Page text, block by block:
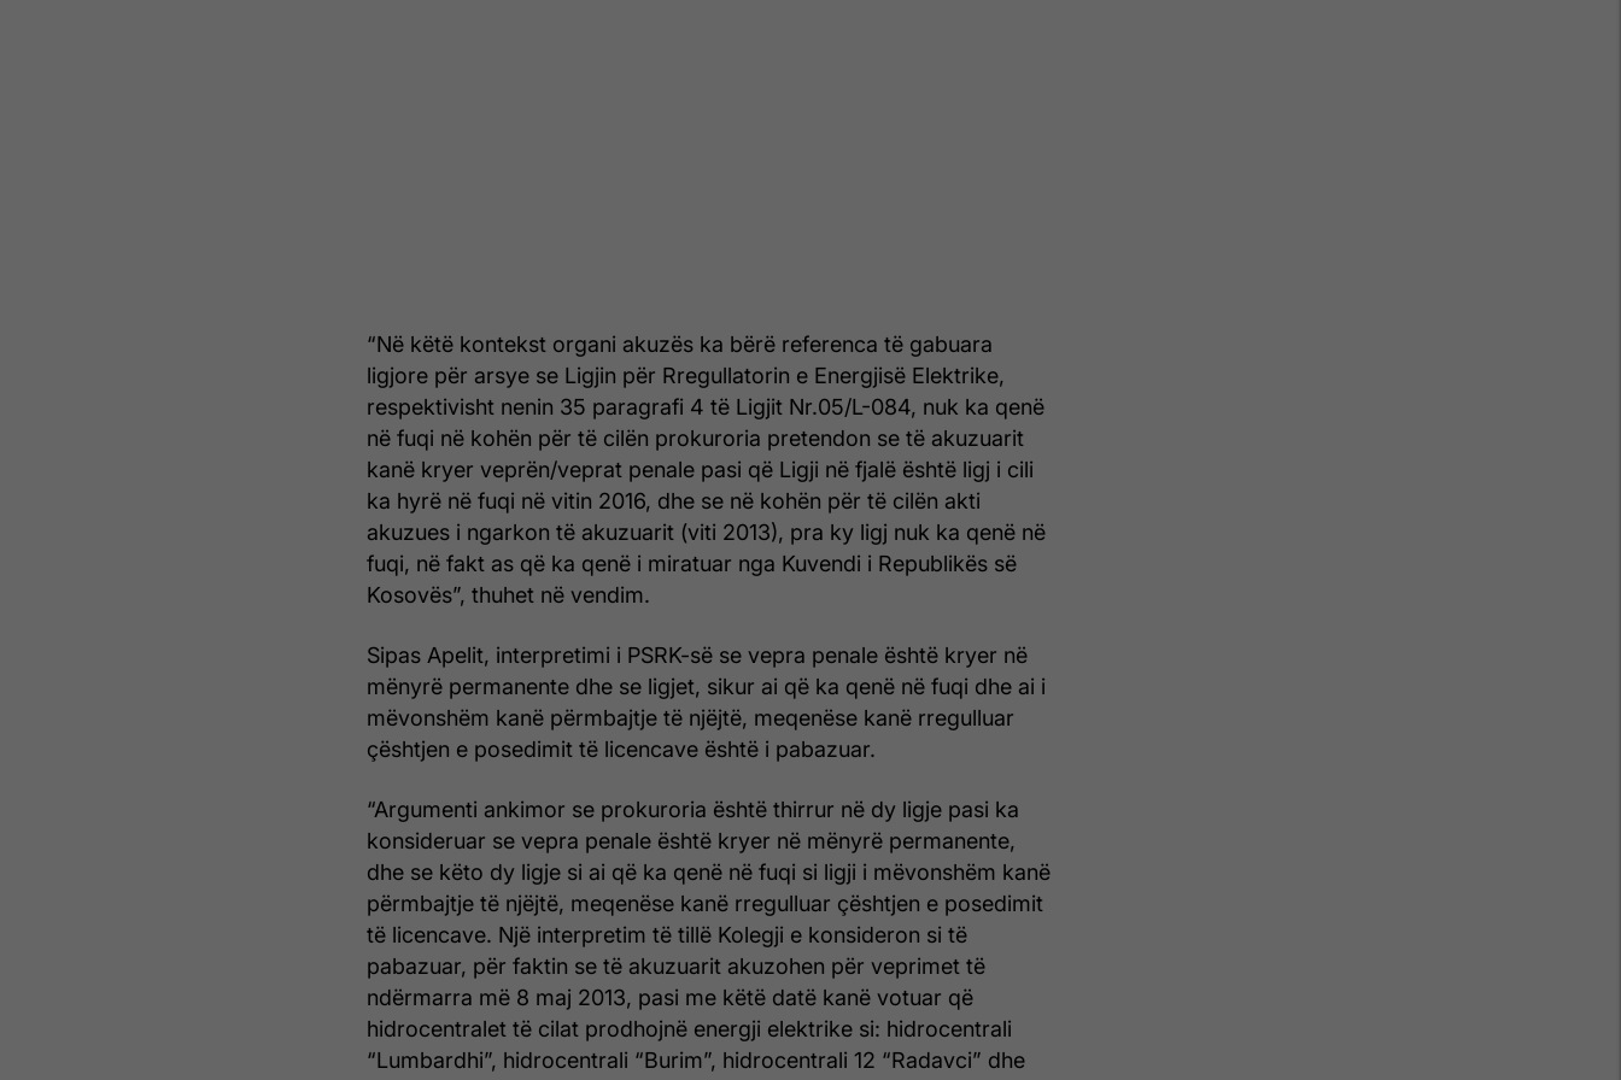
“Në këtë kontekst organi akuzës ka bërë referenca të gabuara
ligjore për arsye se Ligjin për Rregullatorin e Energjisë Elektrike,
respektivisht nenin 35 paragrafi 4 të Ligjit Nr.05/L-084, nuk ka qenë
në fuqi në kohën për të cilën prokuroria pretendon se të akuzuarit
kanë kryer veprën/veprat penale pasi që Ligji në fjalë është ligj i cili
ka hyrë në fuqi në vitin 2016, dhe se në kohën për të cilën akti
akuzues i ngarkon të akuzuarit (viti 2013), pra ky ligj nuk ka qenë në
fuqi, në fakt as që ka qenë i miratuar nga Kuvendi i Republikës së
Kosovës”, thuhet në vendim.
Sipas Apelit, interpretimi i PSRK-së se vepra penale është kryer në
mënyrë permanente dhe se ligjet, sikur ai që ka qenë në fuqi dhe ai i
mëvonshëm kanë përmbajtje të njëjtë, meqenëse kanë rregulluar
çështjen e posedimit të licencave është i pabazuar.
“Argumenti ankimor se prokuroria është thirrur në dy ligje pasi ka
konsideruar se vepra penale është kryer në mënyrë permanente,
dhe se këto dy ligje si ai që ka qenë në fuqi si ligji i mëvonshëm kanë
përmbajtje të njëjtë, meqenëse kanë rregulluar çështjen e posedimit
të licencave. Një interpretim të tillë Kolegji e konsideron si të
pabazuar, për faktin se të akuzuarit akuzohen për veprimet të
ndërmarra më 8 maj 2013, pasi me këtë datë kanë votuar që
hidrocentralet të cilat prodhojnë energji elektrike si: hidrocentrali
“Lumbardhi”, hidrocentrali “Burim”, hidrocentrali 12 “Radavci” dhe